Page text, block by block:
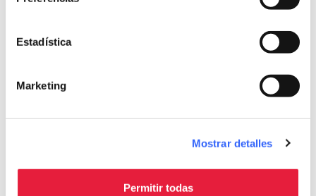
Estadística
Marketing
Mostrar detalles
Permitir todas
Dificultad técnica